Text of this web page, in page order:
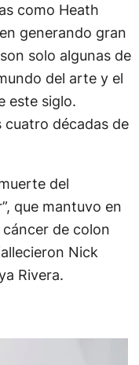
como Heath
generando gran
solo algunas de
del arte y el
este siglo.
cuatro décadas de
del
que mantuvo en
de colon
Nick
Rivera.